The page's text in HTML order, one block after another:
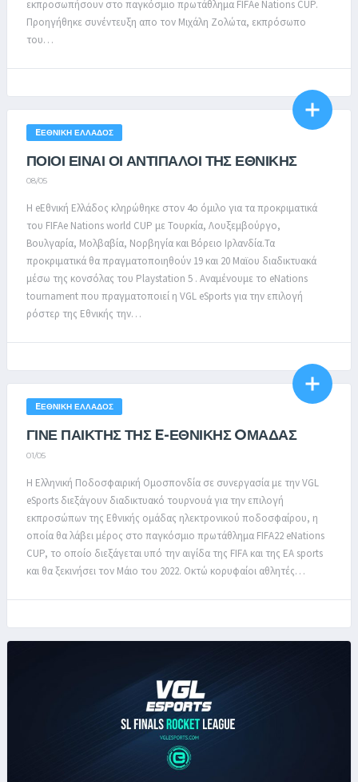
εκπροσωπήσουν στο παγκόσμιο πρωτάθλημα FIFAe Nations CUP.
Προηγήθηκε συνέντευξη απο τον Μιχάλη Ζολώτα, εκπρόσωπο
του…
EΕΘΝΙΚΉ ΕΛΛΆΔΟΣ
ΠΟΙΟΙ ΕΙΝΑΙ ΟΙ ΑΝΤΙΠΑΛΟΙ ΤΗΣ ΕΘΝΙΚΗΣ
08/05
Η eΕθνική Ελλάδος κληρώθηκε στον 4ο όμιλο για τα προκριματικά
του FIFAe Nations world CUP με Τουρκία, Λουξεμβούργο,
Βουλγαρία, Μολβαβία, Νορβηγία και Βόρειο Ιρλανδία.Τα
προκριματικά θα πραγματοποιηθούν 19 και 20 Μαϊου διαδικτυακά
μέσω της κονσόλας του Playstation 5 . Αναμένουμε το eNations
tournament που πραγματοποιεί η VGL eSports για την επιλογή
ρόστερ της Εθνικής την…
EΕΘΝΙΚΉ ΕΛΛΆΔΟΣ
ΓΙΝΕ ΠΑΙΚΤΗΣ ΤΗΣ E-ΕΘΝΙΚΗΣ OΜΑΔΑΣ
01/05
Η Ελληνική Ποδοσφαιρική Ομοσπονδία σε συνεργασία με την VGL
eSports διεξάγουν διαδικτυακό τουρνουά για την επιλογή
εκπροσώπων της Εθνικής ομάδας ηλεκτρονικού ποδοσφαίρου, η
οποία θα λάβει μέρος στο παγκόσμιο πρωτάθλημα FIFA22 eNations
CUP, το οποίο διεξάγεται υπό την αιγίδα της FIFA και της EA sports
και θα ξεκινήσει τον Μάιο του 2022. Οκτώ κορυφαίοι αθλητές…